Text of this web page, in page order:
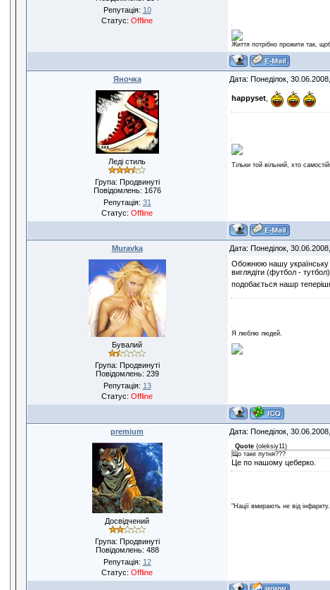
Репутація: 10
Статус: Offline
Життя потрібно прожити так,
Яночка Дата: Понеділок,
Леді стиль
Група: Продвинуті
Повідомлень: 1676
Репутація: 31
Статус: Offline
happyset,
Тільки той вільний, хто
Muravka Дата: Понеділок,
Бувалий
Група: Продвинуті
Повідомлень: 239
Репутація: 13
Статус: Offline
Обожнюю нашу українську
виглядіти (футбол -
подобається нашр
Я люблю людей.
premium Дата: Понеділок,
Досвідчений
Група: Продвинуті
Повідомлень: 488
Репутація: 12
Статус: Offline
Quote(oleksiy11)
Що таке путня???
Це по нашому цеберко.
"Нації вмирають не від